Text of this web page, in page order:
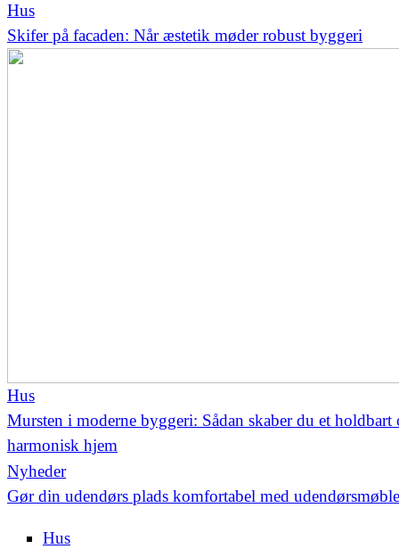
Hus
Skifer på facaden: Når æstetik møder robust byggeri
Hus
Mursten i moderne byggeri: Sådan skaber du et holdbart
harmonisk hjem
Nyheder
Gør din udendørs plads komfortabel med
Hus